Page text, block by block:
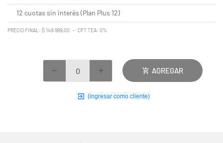
12 cuotas sin interés (Plan Plus 12)
PRECIO FINAL: $ 149.999,00 - CFT TEA: 0%
AGREGAR
(ingresar como cliente)